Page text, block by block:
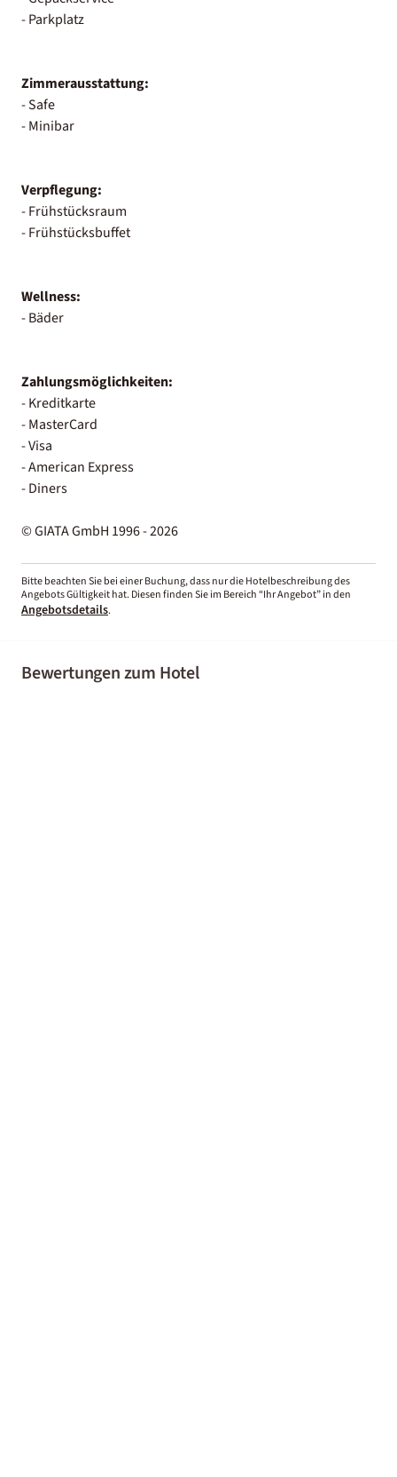
- Parkplatz
Zimmerausstattung:
- Safe
- Minibar
Verpflegung:
- Frühstücksraum
- Frühstücksbuffet
Wellness:
- Bäder
Zahlungsmöglichkeiten:
- Kreditkarte
- MasterCard
- Visa
- American Express
- Diners
© GIATA GmbH 1996 - 2026
Bitte beachten Sie bei einer Buchung, dass nur die Hotelbeschreibung des
Angebots Gültigkeit hat. Diesen finden Sie im Bereich “Ihr Angebot” in den
Angebotsdetails.
Bewertungen zum Hotel